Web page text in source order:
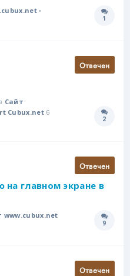
•
1
Отвечен
Сайт
Cubux.net6
2
Отвечен
на главном экране в
www.cubux.net
9
Отвечен